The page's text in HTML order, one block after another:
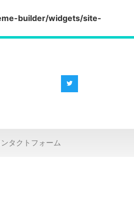
builder/widgets/site-
ンタクトフォーム